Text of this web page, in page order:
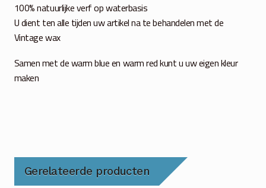
100% natuurlijke verf op waterbasis
U dient ten alle tijden uw artikel na te behandelen met de
Vintage wax
Samen met de warm blue en warm red kunt u uw eigen kleur
maken
Gerelateerde producten